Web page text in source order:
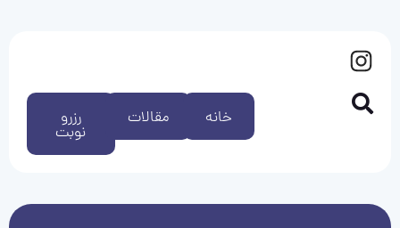
رزرو
نوبت
مقالات خانه